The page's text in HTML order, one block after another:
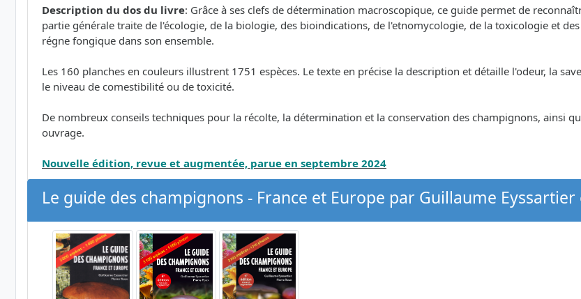
Description du dos du livre: Grâce à ses clefs de détermination macroscopique, ce guide permet de
partie générale traite de l'écologie, de la biologie, des bioindications, de l'etnomycologie, de la toxicologie et
régne fongique dans son ensemble.
Les 160 planches en couleurs illustrent 1751 espèces. Le texte en précise la description et détaille l'odeur, la
le niveau de comestibilité ou de toxicité.
De nombreux conseils techniques pour la récolte, la détermination et la conservation des champignons, ainsi
ouvrage.
Nouvelle édition, revue et augmentée, parue en septembre 2024
Le guide des champignons - France et Europe par Guillaume Eyssartier